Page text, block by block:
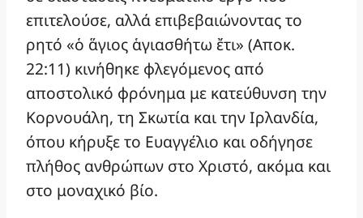
επιτελούσε, αλλά επιβεβαιώνοντας το
ρητό «ὁ ἅγιος ἁγιασθήτω ἔτι» (Αποκ.
22:11) κινήθηκε φλεγόμενος από
αποστολικό φρόνημα με κατεύθυνση την
Κορνουάλη, τη Σκωτία και την Ιρλανδία,
όπου κήρυξε το Ευαγγέλιο και οδήγησε
πλήθος ανθρώπων στο Χριστό, ακόμα και
στο μοναχικό βίο.